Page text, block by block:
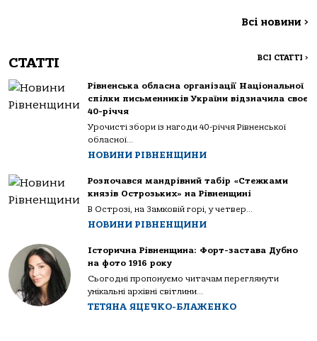
Всі новини >
СТАТТІ ВСІ СТАТТІ >
Рівненська обласна організації Національної
спілки письменників України відзначила своє
40-річчя
Урочисті збори із нагоди 40-річчя Рівненської
обласної...
НОВИНИ РІВНЕНЩИНИ
Розпочався мандрівний табір «Стежками
князів Острозьких» на Рівненщині
В Острозі, на Замковій горі, у четвер...
НОВИНИ РІВНЕНЩИНИ
Історична Рівненщина: Форт-застава Дубно
на фото 1916 року
Сьогодні пропонуємо читачам переглянути
унікальні архівні світлини...
ТЕТЯНА ЯЦЕЧКО-БЛАЖЕНКО